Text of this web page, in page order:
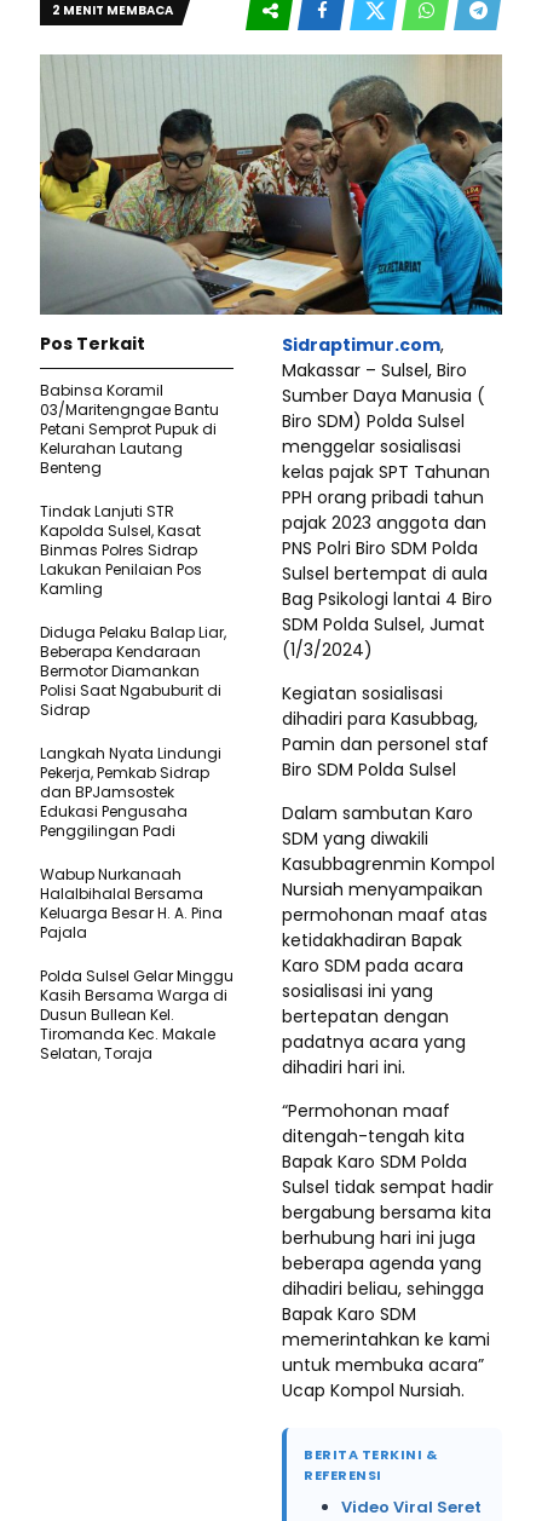
2 MENIT MEMBACA
Sidraptimur.com,
Makassar – Sulsel, Biro
Sumber Daya Manusia (
Biro SDM) Polda Sulsel
menggelar sosialisasi
kelas pajak SPT Tahunan
PPH orang pribadi tahun
pajak 2023 anggota dan
PNS Polri Biro SDM Polda
Sulsel bertempat di aula
Bag Psikologi lantai 4 Biro
SDM Polda Sulsel, Jumat
(1/3/2024)
Kegiatan sosialisasi
dihadiri para Kasubbag,
Pamin dan personel staf
Biro SDM Polda Sulsel
Dalam sambutan Karo
SDM yang diwakili
Kasubbagrenmin Kompol
Nursiah menyampaikan
permohonan maaf atas
ketidakhadiran Bapak
Karo SDM pada acara
sosialisasi ini yang
bertepatan dengan
padatnya acara yang
dihadiri hari ini.
“Permohonan maaf
ditengah-tengah kita
Bapak Karo SDM Polda
Sulsel tidak sempat hadir
bergabung bersama kita
berhubung hari ini juga
beberapa agenda yang
dihadiri beliau, sehingga
Bapak Karo SDM
memerintahkan ke kami
untuk membuka acara”
Ucap Kompol Nursiah.
BERITA TERKINI &
REFERENSI
Video Viral Seret
Pos Terkait
Babinsa Koramil
03/Maritengngae Bantu
Petani Semprot Pupuk di
Kelurahan Lautang
Benteng
Tindak Lanjuti STR
Kapolda Sulsel, Kasat
Binmas Polres Sidrap
Lakukan Penilaian Pos
Kamling
Diduga Pelaku Balap Liar,
Beberapa Kendaraan
Bermotor Diamankan
Polisi Saat Ngabuburit di
Sidrap
Langkah Nyata Lindungi
Pekerja, Pemkab Sidrap
dan BPJamsostek
Edukasi Pengusaha
Penggilingan Padi
Wabup Nurkanaah
Halalbihalal Bersama
Keluarga Besar H. A. Pina
Pajala
Polda Sulsel Gelar Minggu
Kasih Bersama Warga di
Dusun Bullean Kel.
Tiromanda Kec. Makale
Selatan, Toraja